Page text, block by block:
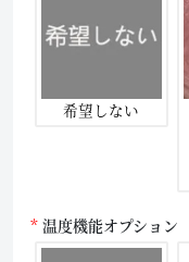
希望しない
温度機能オプション